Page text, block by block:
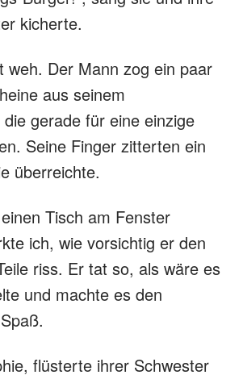
kicherte.
weh. Der Mann zog ein paar
aus seinem
gerade für eine einzige
Seine Finger zitterten ein
überreichte.
Tisch am Fenster
ich, wie vorsichtig er den
riss. Er tat so, als wäre es
und machte es den
flüsterte ihrer Schwester